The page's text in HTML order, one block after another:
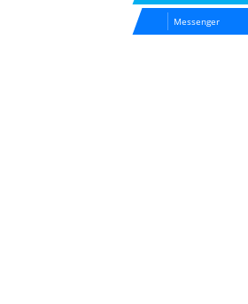
Messenger